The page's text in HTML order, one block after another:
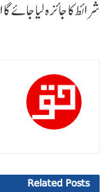
شرائط کا جائزہ لیا جائے
Related Posts